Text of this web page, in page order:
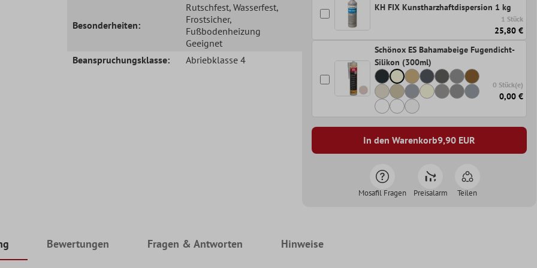
Besonderheiten:
Rutschfest, Wasserfest,
Frostsicher,
Fußbodenheizung
Geeignet
Beanspruchungsklasse:
Abriebklasse 4
KH FIX Kunstharzhaftdispersion 1 kg
1 Stück
25,80 €
Schönox ES Bahamabeige Fugendicht-
Silikon (300ml)
0 Stück(e)
0,00 €
In den Warenkorb9,90EUR
Mosafil Fragen Preisalarm Teilen
Bewertungen Fragen & Antworten Hinweise